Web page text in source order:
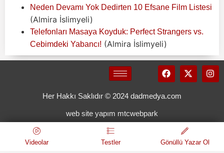
Neden Devamı Yok Dedirten 10 Efsane Film Listesi
(Almira İslimyeli)
Telefonları Masaya Koyduk: Perfect Strangers vs.
Cebimdeki Yabancı! (Almira İslimyeli)
Her Hakkı Saklıdır © 2024 dadmedya.com
web site yapım mtcwebpark
Videolar Testler Gönüllü Yazar Ol